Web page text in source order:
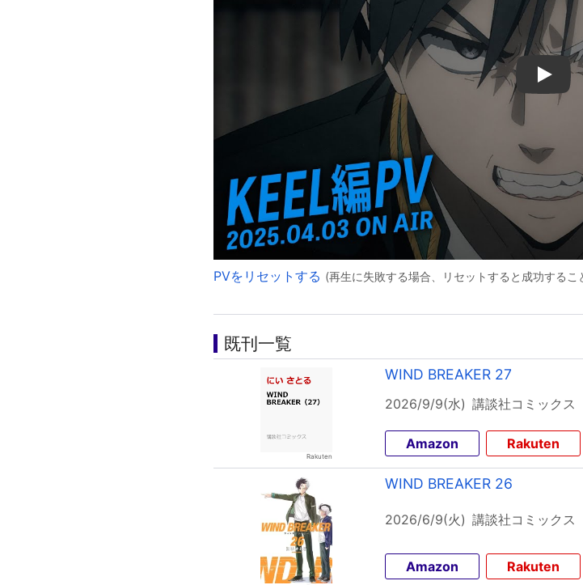
Play
PVをリセットする (再生に失敗する場合、リセットすると成功するこ
既刊一覧
WIND BREAKER 27
2026/9/9(水) 講談社コミックス
Amazon Rakuten
WIND BREAKER 26
2026/6/9(火) 講談社コミックス
Amazon Rakuten